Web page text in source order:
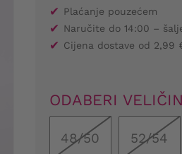
✔ Plaćanje pouzećem
✔ Naručite do 14:00 –
✔ Cijena dostave od 2,99
ODABERI
48/50 52/54